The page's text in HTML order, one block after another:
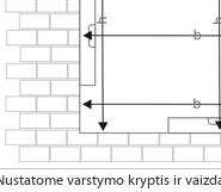
varstymo kryptis ir